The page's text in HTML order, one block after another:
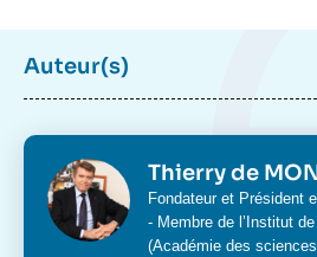
Auteur(s)
Photo Thierry de
Intitulé
du
poste
Fondateur et Président
- Membre de l’Institut
(Académie des